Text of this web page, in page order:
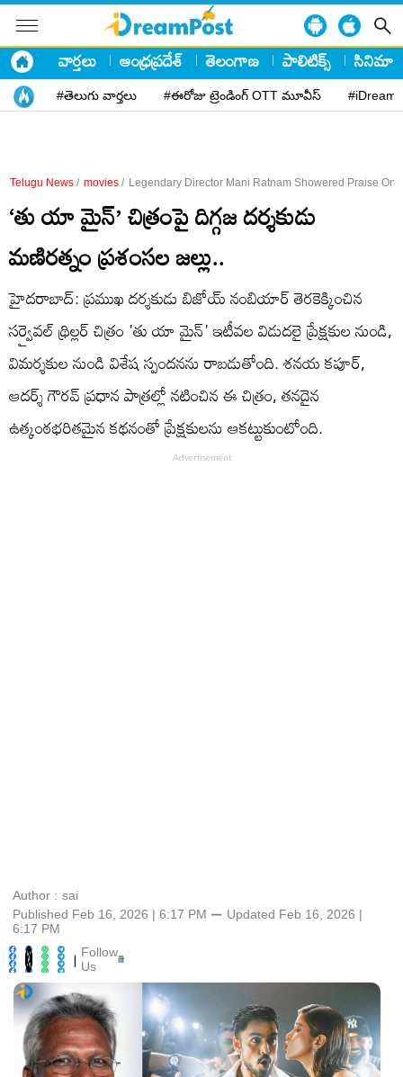
వార్తలు ఆంధ్రప్రదేశ్ తెలంగాణ పాలిటిక్స్ సినిమా
#తెలుగు వార్తలు #ఈరోజు ట్రెండింగ్ OTT మూవీస్
Telugu News / movies / Legendary Director Mani Ratnam Showered Praise On
‘తు యా మైన్’ చిత్రంపై దిగ్గజ దర్శకుడు
మణిరత్నం ప్రశంసల జల్లు..
హైదరాబాద్: ప్రముఖ దర్శకుడు బిజోయ్ నంబియార్ తెరకెక్కించిన
సర్వైవల్ థ్రిల్లర్ చిత్రం 'తు యా మైన్' ఇటీవల విడుదలై ప్రేక్షకుల నుండి,
విమర్శకుల నుండి విశేష స్పందనను రాబడుతోంది. శనయ కపూర్,
ఆదర్శ్ గౌరవ్ ప్రధాన పాత్రల్లో నటించిన ఈ చిత్రం, తనదైన
ఉత్కంఠభరితమైన కథనంతో ప్రేక్షకులను ఆకట్టుకుంటోంది.
Author : sai
Published Feb 16, 2026 | 6:17 PM ⚊ Updated Feb 16, 2026 |
6:17 PM
| Follow
Us